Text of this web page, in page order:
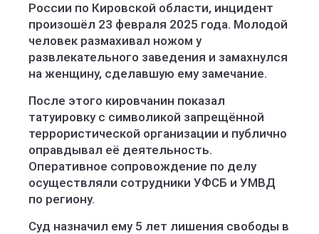
России по Кировской области, инцидент
произошёл 23 февраля 2025 года. Молодой
человек размахивал ножом у
развлекательного заведения и замахнулся
на женщину, сделавшую ему замечание.
После этого кировчанин показал
татуировку с символикой запрещённой
террористической организации и публично
оправдывал её деятельность.
Оперативное сопровождение по делу
осуществляли сотрудники УФСБ и УМВД
по региону.
Суд назначил ему 5 лет лишения свободы в